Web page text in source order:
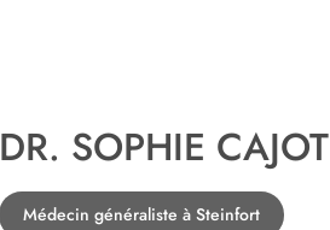
DR. SOPHIE CAJOT
Médecin généraliste à Steinfort